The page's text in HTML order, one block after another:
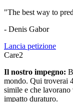
"The best way to
- Denis Gabor
Lancia petizione
Care2
Il nostro impegno:
mondo. Qui troverai
simile e che lavorano
impatto duraturo.